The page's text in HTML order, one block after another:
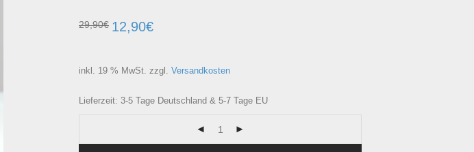
29,90€ 12,90€
inkl. 19 % MwSt. zzgl. Versandkosten
Lieferzeit: 3-5 Tage Deutschland & 5-7 Tage EU